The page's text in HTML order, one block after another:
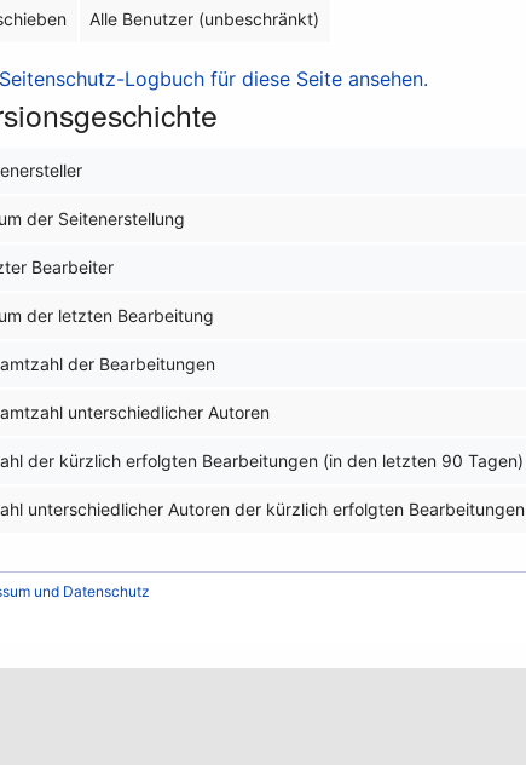
Alle Benutzer (unbeschränkt)
Logbuch für diese Seite ansehen.
der Seitenerstellung
Bearbeiter
der letzten Bearbeitung
der Bearbeitungen
unterschiedlicher Autoren
der kürzlich erfolgten Bearbeitungen (in den letzten 90 Tagen)
unterschiedlicher Autoren der kürzlich erfolgten Bearbeitungen
und Datenschutz